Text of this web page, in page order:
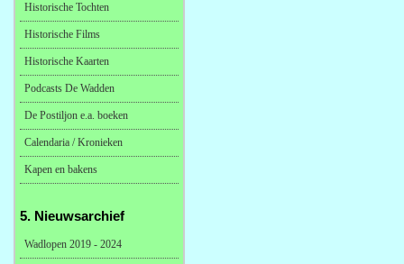
Historische Tochten
Historische Films
Historische Kaarten
Podcasts De Wadden
De Postiljon e.a. boeken
Calendaria / Kronieken
Kapen en bakens
5. Nieuwsarchief
Wadlopen 2019 - 2024